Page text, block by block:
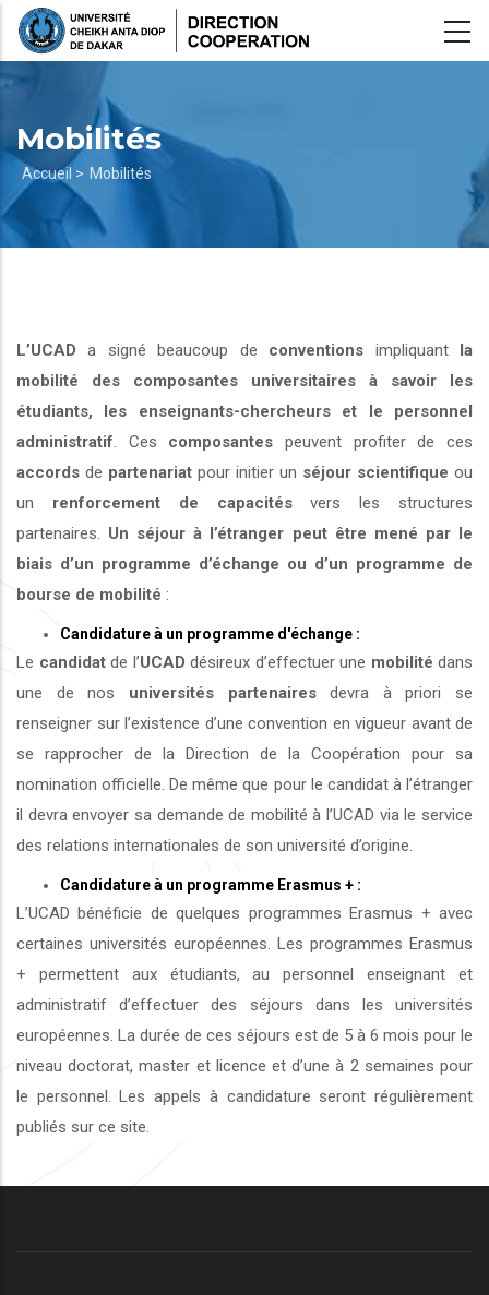
Aller
Mobilités
Fil
d'Ariane
Accueil > Mobilités
L’UCAD a signé beaucoup de conventions impliquant la
mobilité des composantes universitaires à savoir les
étudiants, les enseignants-chercheurs et le personnel
administratif . Ces composantes peuvent profiter de ces
accords de partenariat pour initier un séjour scientifique ou
un renforcement de capacitésvers les structures
partenaires. Un séjour à l’étranger peut être mené par le
biais d’un programme d’échange ou d’un programme de
bourse de mobilité :
Candidature à un programme d'échange :
Le candidatde l’UCAD désireux d’effectuer une mobilité dans
une de nos universités partenairesdevra à priori se
renseigner sur l’existence d’une convention en vigueur avant de
se rapprocher de la Direction de la Coopération pour sa
nomination officielle. De même que pour le candidat à l’étranger
il devra envoyer sa demande de mobilité à l’UCAD via le service
des relations internationales de son université d’origine.
Candidature à un programme Erasmus + :
L’UCAD bénéficie de quelques programmes Erasmus + avec
certaines universités européennes. Les programmes Erasmus
+ permettent aux étudiants, au personnel enseignant et
administratif d’effectuer des séjours dans les universités
européennes. La durée de ces séjours est de 5 à 6 mois pour le
niveau doctorat, master et licence et d’une à 2 semaines pour
le personnel. Les appels à candidature seront régulièrement
publiés sur ce site.